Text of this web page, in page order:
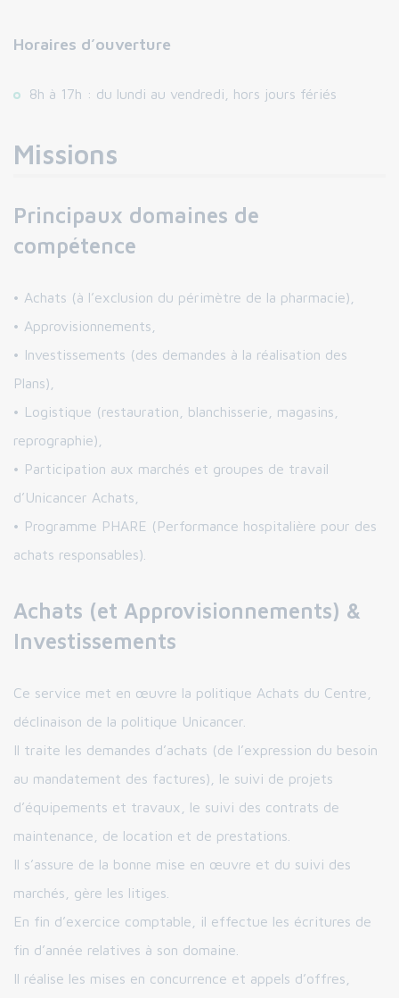
Horaires d’ouverture
8h à 17h : du lundi au vendredi, hors jours fériés
Missions
Principaux domaines de
compétence
• Achats (à l’exclusion du périmètre de la pharmacie),
• Approvisionnements,
• Investissements (des demandes à la réalisation des
Plans),
• Logistique (restauration, blanchisserie, magasins,
reprographie),
• Participation aux marchés et groupes de travail
d’Unicancer Achats,
• Programme PHARE (Performance hospitalière pour des
achats responsables).
Achats (et Approvisionnements) &
Investissements
Ce service met en œuvre la politique Achats du Centre,
déclinaison de la politique Unicancer.
Il traite les demandes d’achats (de l’expression du besoin
au mandatement des factures), le suivi de projets
d’équipements et travaux, le suivi des contrats de
maintenance, de location et de prestations.
Il s’assure de la bonne mise en œuvre et du suivi des
marchés, gère les litiges.
En fin d’exercice comptable, il effectue les écritures de
fin d’année relatives à son domaine.
Il réalise les mises en concurrence et appels d’offres,